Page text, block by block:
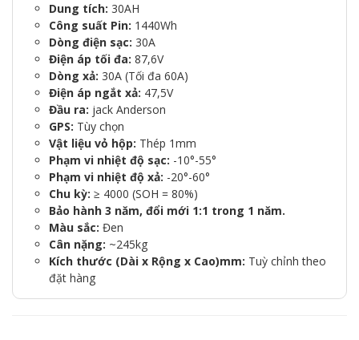
Dung tích: 30AH
Công suất Pin: 1440Wh
Dòng điện sạc: 30A
Điện áp tối đa: 87,6V
Dòng xả: 30A (Tối đa 60A)
Điện áp ngắt xả: 47,5V
Đầu ra: jack Anderson
GPS: Tùy chọn
Vật liệu vỏ hộp: Thép 1mm
Phạm vi nhiệt độ sạc: -10°-55°
Phạm vi nhiệt độ xả: -20°-60°
Chu kỳ: ≥ 4000 (SOH = 80%)
Bảo hành 3 năm, đổi mới 1:1 trong 1 năm.
Màu sắc: Đen
Cân nặng: ~245kg
Kích thước (Dài x Rộng x Cao)mm: Tuỳ chỉnh theo
đặt hàng